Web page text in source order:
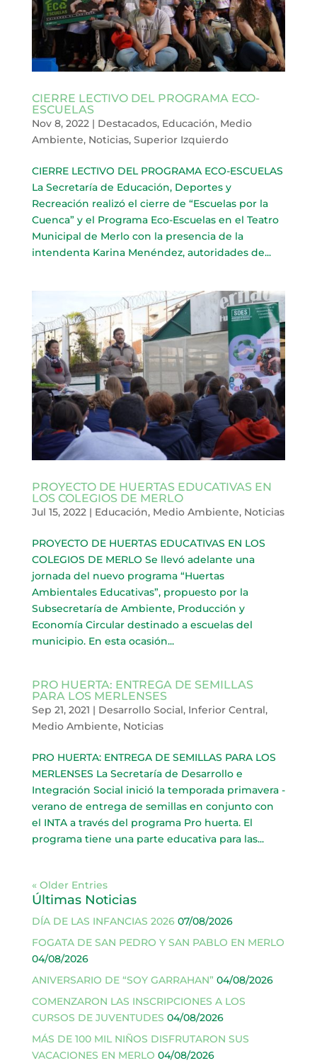
CIERRE LECTIVO DEL PROGRAMA ECO-
ESCUELAS
Nov 8, 2022| Destacados, Educación, Medio
Ambiente, Noticias, Superior Izquierdo
CIERRE LECTIVO DEL PROGRAMA ECO-ESCUELAS
La Secretaría de Educación, Deportes y
Recreación realizó el cierre de “Escuelas por la
Cuenca” y el Programa Eco-Escuelas en el Teatro
Municipal de Merlo con la presencia de la
intendenta Karina Menéndez, autoridades de...
PROYECTO DE HUERTAS EDUCATIVAS EN
LOS COLEGIOS DE MERLO
Jul 15, 2022| Educación, Medio Ambiente, Noticias
PROYECTO DE HUERTAS EDUCATIVAS EN LOS
COLEGIOS DE MERLO Se llevó adelante una
jornada del nuevo programa “Huertas
Ambientales Educativas”, propuesto por la
Subsecretaría de Ambiente, Producción y
Economía Circular destinado a escuelas del
municipio. En esta ocasión...
PRO HUERTA: ENTREGA DE SEMILLAS
PARA LOS MERLENSES
Sep 21, 2021 | Desarrollo Social, Inferior Central,
Medio Ambiente, Noticias
PRO HUERTA: ENTREGA DE SEMILLAS PARA LOS
MERLENSES La Secretaría de Desarrollo e
Integración Social inició la temporada primavera -
verano de entrega de semillas en conjunto con
el INTA a través del programa Pro huerta. El
programa tiene una parte educativa para las...
« Older Entries
Últimas Noticias
DÍA DE LAS INFANCIAS 2026 07/08/2026
FOGATA DE SAN PEDRO Y SAN PABLO EN MERLO
04/08/2026
ANIVERSARIO DE “SOY GARRAHAN” 04/08/2026
COMENZARON LAS INSCRIPCIONES A LOS
CURSOS DE JUVENTUDES 04/08/2026
MÁS DE 100 MIL NIÑOS DISFRUTARON SUS
VACACIONES EN MERLO 04/08/2026